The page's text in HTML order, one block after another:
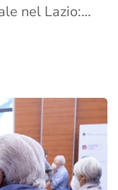
nel Lazio:…